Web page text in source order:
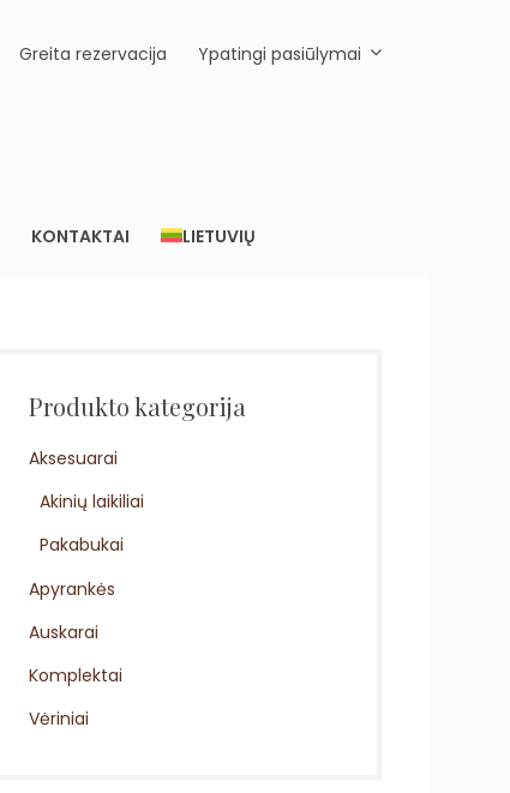
Greita rezervacija Ypatingi pasiūlymai
KONTAKTAI LIETUVIŲ
Produkto kategorija
Aksesuarai
Akinių laikiliai
Pakabukai
Apyrankės
Auskarai
Komplektai
Vėriniai